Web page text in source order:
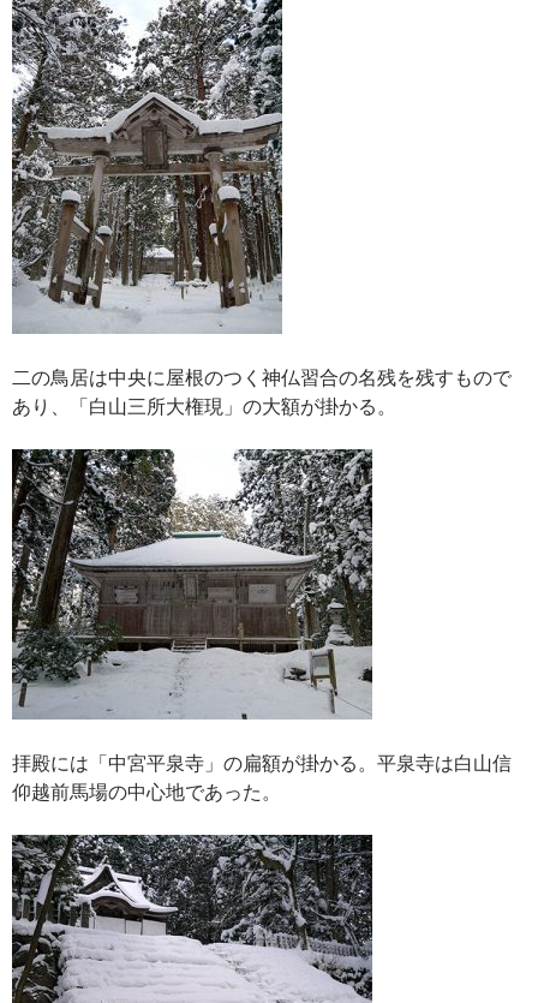
二の鳥居は中央に屋根のつく神仏習合の名残を残すもので
あり、「白山三所大権現」の大額が掛かる。
拝殿には「中宮平泉寺」の扁額が掛かる。平泉寺は白山信
仰越前馬場の中心地であった。